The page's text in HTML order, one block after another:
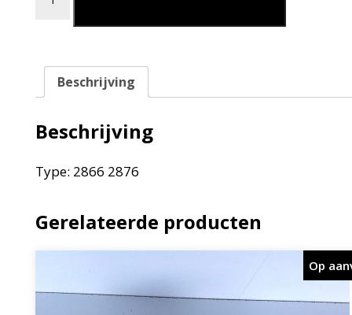
Beschrijving
Beschrijving
Type: 2866 2876
Gerelateerde producten
Op